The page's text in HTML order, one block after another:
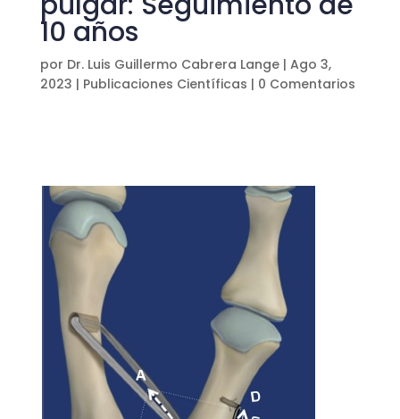
10 años
por Dr. Luis Guillermo Cabrera Lange| Ago 3,
2023 | Publicaciones Científicas | 0 Comentarios